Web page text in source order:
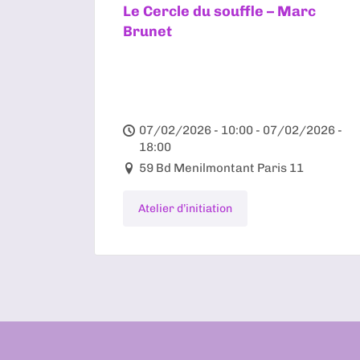
Le Cercle du souffle – Marc
Brunet
07/02/2026 - 10:00 - 07/02/2026 -
18:00
59 Bd Menilmontant Paris 11
Atelier d’initiation